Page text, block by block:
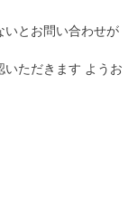
いとお問い合わせが
ただきます ようお